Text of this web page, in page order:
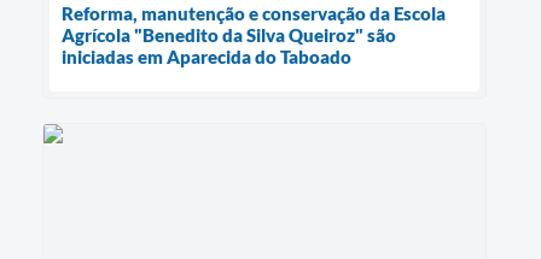
Reforma, manutenção e conservação da Escola
Agrícola "Benedito da Silva Queiroz" são
iniciadas em Aparecida do Taboado